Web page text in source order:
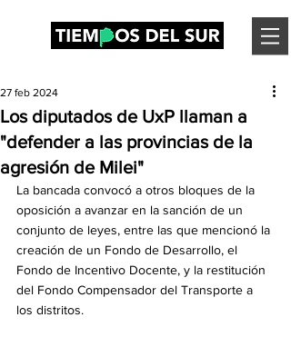
Los diputados de UxP llaman a
"defender a las provincias de la
agresión de Milei"
27 feb 2024
La bancada convocó a otros bloques de la
oposición a avanzar en la sanción de un
conjunto de leyes, entre las que mencionó la
creación de un Fondo de Desarrollo, el
Fondo de Incentivo Docente, y la restitución
del Fondo Compensador del Transporte a
los distritos.